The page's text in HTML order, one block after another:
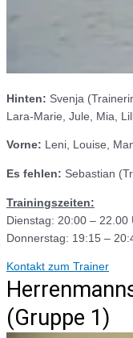
Hinten: Svenja
Lara-Marie, Jule, Mia,
Vorne: Leni, Louise,
Es fehlen: Sebastian
Trainingszeiten:
Dienstag: 20:00 – 22.00
Donnerstag: 19:15 –
Kontakt zum Trainer
(Gruppe 1)